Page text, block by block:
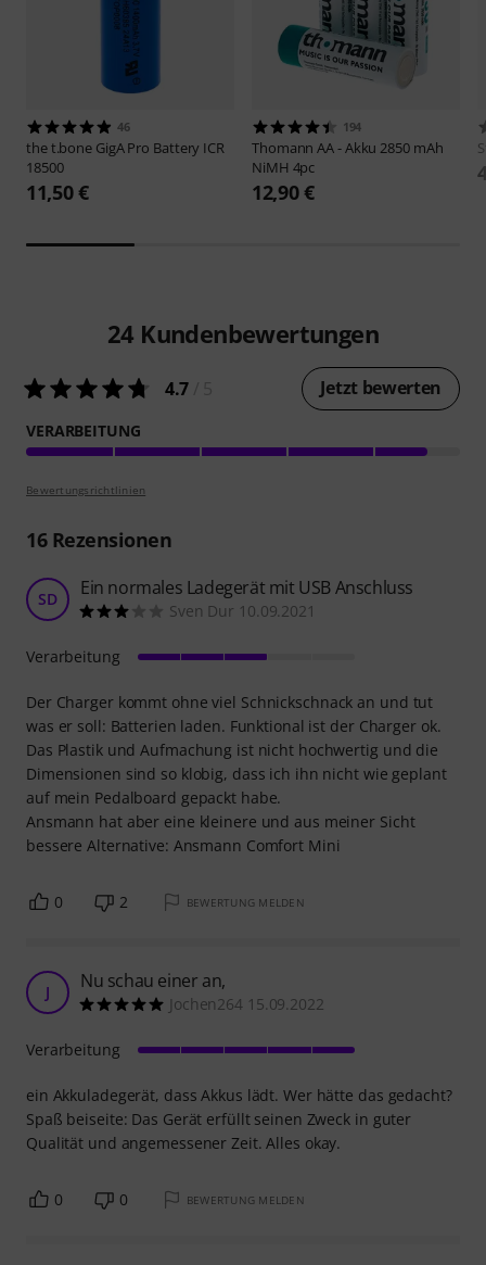
46
the t.bone GigA Pro Battery ICR
18500
11,50 €
194
ThomannAA - Akku 2850 mAh
NiMH 4pc
12,90 €
24 Kundenbewertungen
4.7 Jetzt bewerten
VERARBEITUNG
Bewertungsrichtlinien
16Rezensionen
SD Ein normales Ladegerät mit USB Anschluss
Sven Dur 10.09.2021
Der Charger kommt ohne viel Schnickschnack an und tut
was er soll: Batterien laden. Funktional ist der Charger ok.
Das Plastik und Aufmachung ist nicht hochwertig und die
Dimensionen sind so klobig, dass ich ihn nicht wie geplant
auf mein Pedalboard gepackt habe.
Ansmann hat aber eine kleinere und aus meiner Sicht
bessere Alternative: Ansmann Comfort Mini
Verarbeitung
0 2 BEWERTUNG MELDEN
J Nu schau einer an,
Jochen264 15.09.2022
ein Akkuladegerät, dass Akkus lädt. Wer hätte das gedacht?
Spaß beiseite: Das Gerät erfüllt seinen Zweck in guter
Qualität und angemessener Zeit. Alles okay.
Verarbeitung
0 0 BEWERTUNG MELDEN